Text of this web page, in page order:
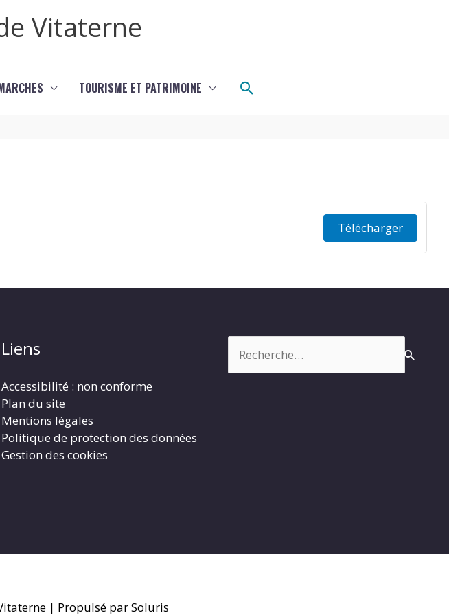
Vitaterne
TOURISME ET PATRIMOINE Rechercher
Télécharger
Liens
Accessibilité : non conforme
Plan du site
Mentions légales
Politique de protection des données
Gestion des cookies
| Propulsé par Soluris